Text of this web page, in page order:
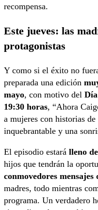
recompensa.
Este jueves: las
protagonistas
Y como si el éxito no
preparada una edición
mayo, con motivo del
19:30 horas, “Ahora
a mujeres con historias
inquebrantable y una
El episodio estará lleno
hijos que tendrán la
conmovedores
madres, todo mientras
programa. Un verdadero